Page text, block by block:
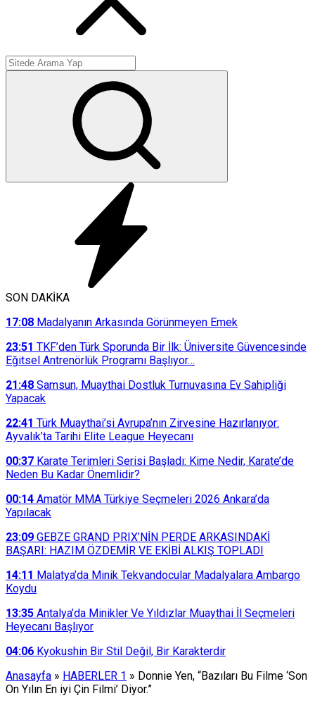
SON DAKİKA
17:08 Madalyanın Arkasında Görünmeyen Emek
23:51 TKF’den Türk Sporunda Bir İlk: Üniversite Güvencesinde
Eğitsel Antrenörlük Programı Başlıyor…
21:48 Samsun, Muaythai Dostluk Turnuvasına Ev Sahipliği
Yapacak
22:41 Türk Muaythai’si Avrupa’nın Zirvesine Hazırlanıyor:
Ayvalık’ta Tarihi Elite League Heyecanı
00:37 Karate Terimleri Serisi Başladı: Kime Nedir, Karate’de
Neden Bu Kadar Önemlidir?
00:14 Amatör MMA Türkiye Seçmeleri 2026 Ankara’da
Yapılacak
23:09 GEBZE GRAND PRIX’NİN PERDE ARKASINDAKİ
BAŞARI: HAZIM ÖZDEMİR VE EKİBİ ALKIŞ TOPLADI
14:11 Malatya’da Minik Tekvandocular Madalyalara Ambargo
Koydu
13:35 Antalya’da Minikler Ve Yıldızlar Muaythai İl Seçmeleri
Heyecanı Başlıyor
04:06 Kyokushin Bir Stil Değil, Bir Karakterdir
Anasayfa » HABERLER 1 » Donnie Yen, “Bazıları Bu Filme ‘Son
On Yılın En iyi Çin Filmi’ Diyor.”